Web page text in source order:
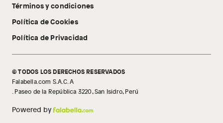
Tecnología Pillow Walk
Libro de reclamaciones
Términos y condiciones
Política de Cookies
Política de Privacidad
© TODOS LOS DERECHOS RESERVADOS
Falabella.com S.A.C. A
. Paseo de la República 3220, San Isidro, Perú
Powered by